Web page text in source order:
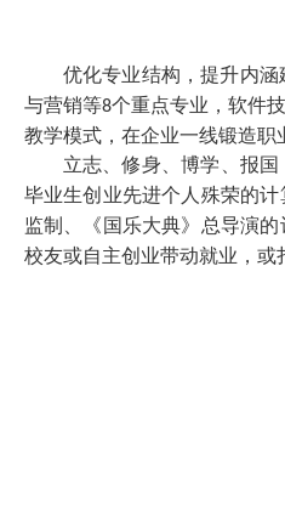
优化专业结构，提升内
与营销等8个重点专业，软件
教学模式，在企业一线锻造
立志、修身、博学、报
毕业生创业先进个人殊荣的计
监制、《国乐大典》总导演
校友或自主创业带动就业，